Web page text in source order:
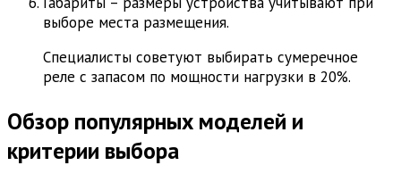
выборе места размещения.
Специалисты советуют выбирать сумеречное
реле с запасом по мощности нагрузки в 20%.
Обзор популярных моделей и
критерии выбора